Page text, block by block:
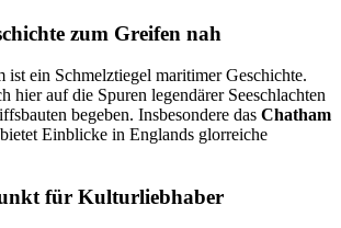
zum Greifen nah
ein Schmelztiegel maritimer Geschichte.
hier auf die Spuren legendärer Seeschlachten
begeben. Insbesondere das Chatham
bietet Einblicke in Englands glorreiche
für Kulturliebhaber